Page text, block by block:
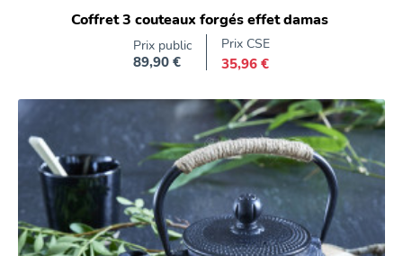
Coffret 3 couteaux forgés effet damas
Prix public
Prix
89,90 €
Prix CSE
35,96 €